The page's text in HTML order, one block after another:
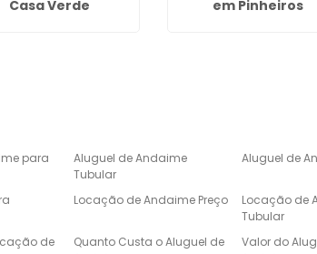
Casa Verde
em Pinheiros
para
Aluguel de Andaime
Tubular
Aluguel de
Locação de Andaime Preço
Locação de
Tubular
de
Quanto Custa o Aluguel de
Valor do